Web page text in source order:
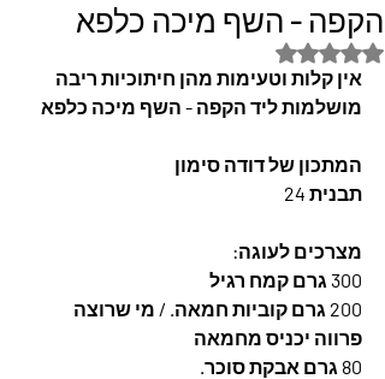
הקפה - השף מיכה כלפא
דירוג של NaN מתוך 5 כוכבים
אין קלות וטעימות מהן חיתוכיות ריבה
מושלמות ליד הקפה - השף מיכה כלפא
המתכון של דודה סימון
תבנית 24
מצרכים לעוגה:
300 גרם קמח רגיל
200 גרם קוביות חמאה. / מי שרוצה
פרווה יכניס מחמאה
80 גרם אבקת סוכר.